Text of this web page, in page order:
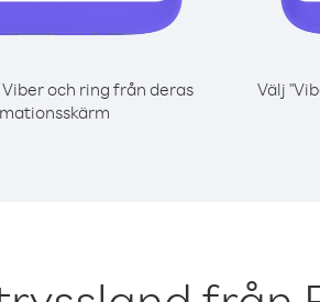
och ring från deras
Välj